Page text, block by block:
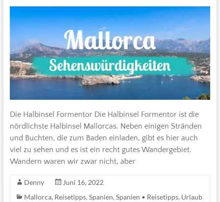
Die Halbinsel Formentor Die Halbinsel Formentor ist die
nördlichste Halbinsel Mallorcas. Neben einigen Stränden
und Buchten, die zum Baden einladen, gibt es hier auch
viel zu sehen und es ist ein recht gutes Wandergebiet.
Wandern waren wir zwar nicht, aber
Denny
Juni 16, 2022
Mallorca, Reisetipps, Spanien, Spanien • Reisetipps, Urlaub